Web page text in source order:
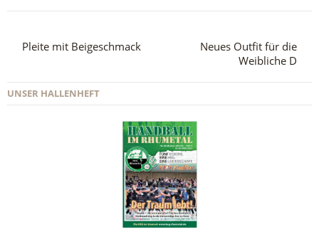
Pleite mit Beigeschmack
Neues Outfit für die
Weibliche D
UNSER HALLENHEFT